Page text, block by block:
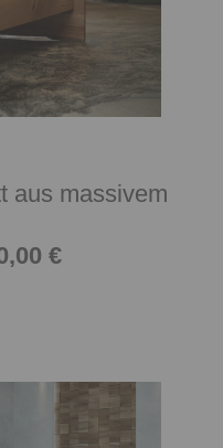
aus massivem
€